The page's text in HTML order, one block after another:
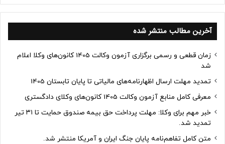
آخرین مطالب منتشر شده
زمان قطعی و رسمی برگزاری آزمون وکالت 1405 کانون‌های وکلا اعلام
شد
تمدید مهلت ارسال اظهارنامه‌های مالیاتی تا پایان تابستان 1405
معرفی کامل منابع آزمون وکالت 1405 کانون‌های وکلای دادگستری
خبر مهم برای وکلا: مهلت پرداخت حق بیمه صندوق حمایت تا ۳۱ تیر
تمدید شد.
متن کامل تفاهم‌نامه پایان جنگ ایران و آمریکا منتشر شد.